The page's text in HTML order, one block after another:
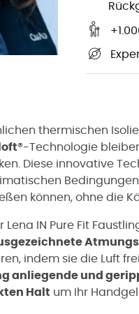
thermischen
®-Technologie
Diese innovative
können, ohne die
Lena IN Pure Fit
indem sie die Luft
anliegende und
Halt um Ihr